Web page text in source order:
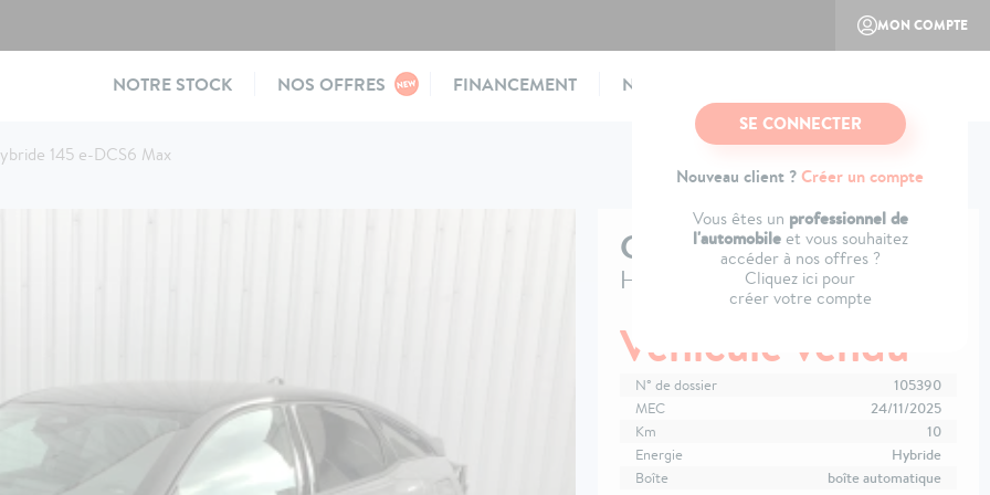
MON COMPTE
SE CONNECTER
Nouveau client ?Créer un compte
Vous êtes un professionnel de
l'automobileet vous souhaitez
accéder à nos offres ?
Cliquez ici pour
créer votre compte
Main
NOTRE STOCK NOS OFFRES FINANCEMENT NOTRE CONCEPT
145 e-DCS6 Max
CITROËNC4
Hybride 145 e-DCS6 Max
Véhicule vendu
N° de dossier
105390
MEC
24/11/2025
Km
10
Energie
Hybride
Boîte
boîte automatique